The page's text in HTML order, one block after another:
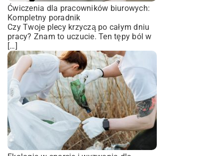
Ćwiczenia dla pracowników biurowych:
Kompletny poradnik
Czy Twoje plecy krzyczą po całym dniu
pracy? Znam to uczucie. Ten tępy ból w
[…]